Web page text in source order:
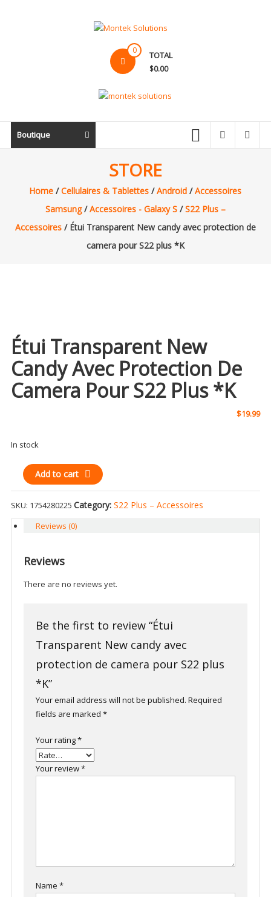
Ordinateur,
électronique
0 TOTAL
$0.00
Boutique
STORE
Home /Cellulaires & Tablettes /Android /Accessoires
Samsung/Accessoires - Galaxy S/S22 Plus –
Accessoires/ Étui Transparent New candy avec protection de
camera pour S22 plus *K
Étui Transparent New
Candy Avec Protection De
Camera Pour S22 Plus *K
$19.99
In stock
Étui
Transparent
candy
avec
camera
pour
Add to cart
SKU: 1754280225 Category: S22 Plus – Accessoires
Reviews (0)
Reviews
There are no reviews yet.
Be the first to review “Étui
Transparent New candy avec
protection de camera pour S22 plus
*K”
Your email address will not be published. Required
fields are marked *
Your rating*
Your review*
Name *